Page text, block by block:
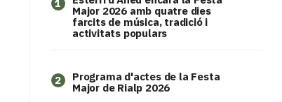
1
Major 2026 amb quatre dies
farcits de música, tradició i
activitats populars
2
Programa d'actes de la Festa
Major de Rialp 2026